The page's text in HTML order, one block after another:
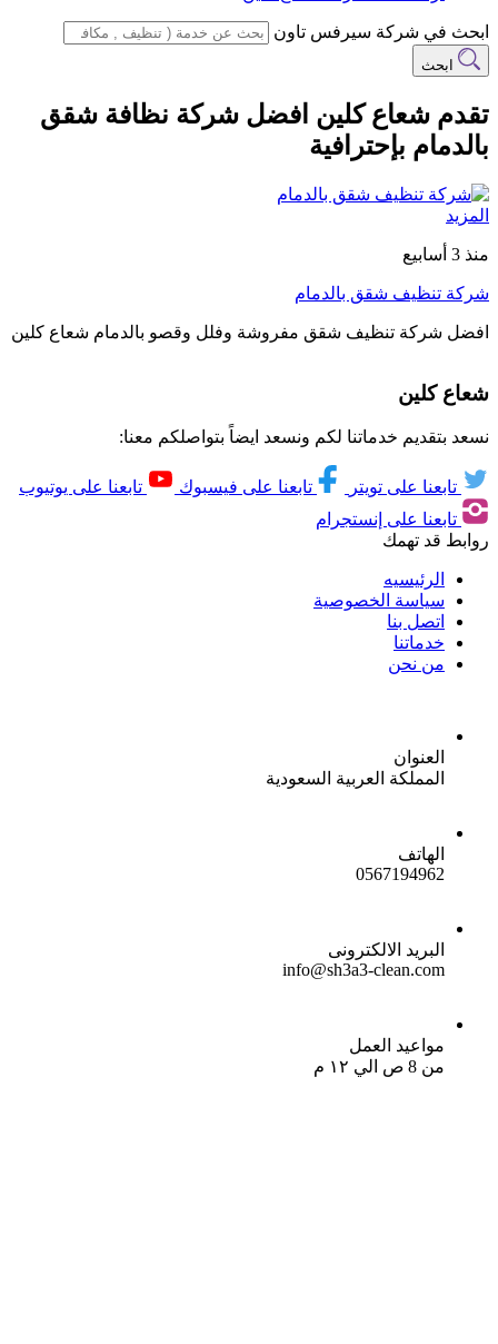
ابحث في شركة سيرفس تاون
ابحث
تقدم شعاع كلين افضل شركة نظافة شقق
بالدمام بإحترافية
المزيد
منذ 3 أسابيع
شركة تنظيف شقق بالدمام
افضل شركة تنظيف شقق مفروشة وفلل وقصو بالدمام شعاع كلين
شعاع كلين
نسعد بتقديم خدماتنا لكم ونسعد ايضاً بتواصلكم معنا:
تابعنا على تويتر تابعنا على فيسبوك
تابعنا على يوتيوب
تابعنا على إنستجرام
روابط قد تهمك
الرئيسيه
سياسة الخصوصية
اتصل بنا
خدماتنا
من نحن
العنوان
المملكة العربية السعودية
الهاتف
0567194962
البريد الالكترونى
info@sh3a3-clean.com
مواعيد العمل
من 8 ص الي ١٢ م